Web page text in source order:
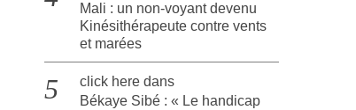
Mali : un non-voyant devenu
Kinésithérapeute contre vents
et marées
click here dans
Békaye Sibé : « Le handicap